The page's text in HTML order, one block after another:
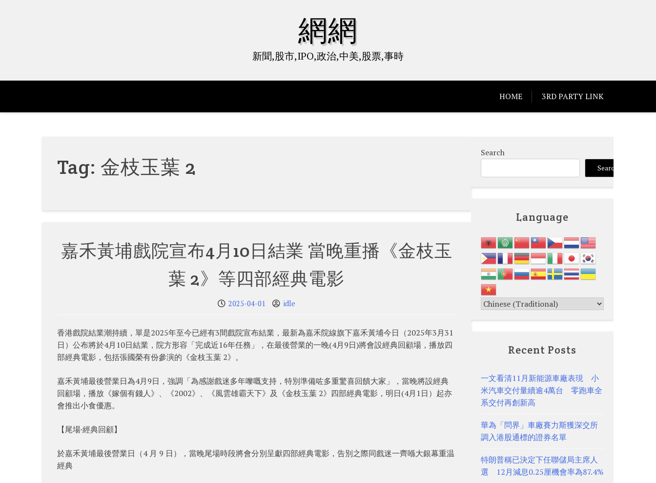
網網
新聞,股市,IPO,政治,中美,股票,事時
HOME 3RD PARTY LINK
Tag: 金枝玉葉 2
嘉禾黃埔戲院宣布4月10日結業 當晚重播《金枝玉
葉 2》等四部經典電影
2025-04-01 idle
香港戲院結業潮持續，單是2025年至今已經有3間戲院宣布結業，最新為嘉禾院線旗下嘉禾黃埔今日（2025年3月31
日）公布將於4月10日結業，院方形容「完成近16年任務」，在最後營業的一晚(4月9日)將會設經典回顧場，播放四
部經典電影，包括張國榮有份參演的《金枝玉葉 2》。
嘉禾黃埔最後營業日為4月9日，強調「為感謝戲迷多年嚟嘅支持，特別準備咗多重驚喜回饋大家」，當晚將設經典
回顧場，播放《嫁個有錢人》、《2002》、《風雲雄霸天下》及《金枝玉葉 2》四部經典電影，明日(4月1日）起亦
會推出小食優惠。
【尾場·經典回顧】
於嘉禾黃埔最後營業日（4 月 9 日），當晚尾場時段將會分別呈獻四部經典電影，告別之際同戲迷一齊喺大銀幕重温
經典
Search
Search
Language
Recent Posts
一文看清11月新能源車廠表現 小
米汽車交付量續逾4萬台 零跑車全
系交付再創新高
華為「問界」車廠賽力斯獲深交所
調入港股通標的證券名單
特朗普稱已決定下任聯儲局主席人
選 12月減息0.25厘機會率為87.4%